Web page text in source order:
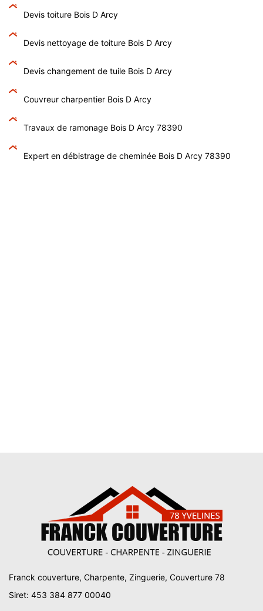
Devis toiture Bois D Arcy
Devis nettoyage de toiture Bois D Arcy
Devis changement de tuile Bois D Arcy
Couvreur charpentier Bois D Arcy
Travaux de ramonage Bois D Arcy 78390
Expert en débistrage de cheminée Bois D Arcy 78390
Franck couverture, Charpente, Zinguerie, Couverture 78
Siret: 453 384 877 00040